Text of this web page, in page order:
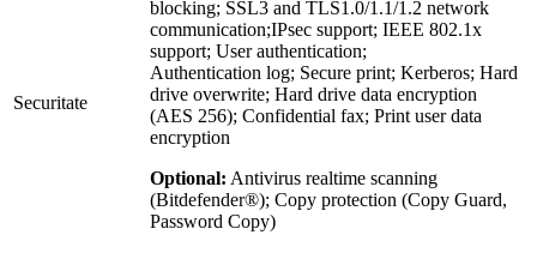
Securitate
blocking; SSL3 and TLS1.0/1.1/1.2 network
communication;IPsec support; IEEE 802.1x
support; User authentication;
Authentication log; Secure print; Kerberos; Hard
drive overwrite; Hard drive data encryption
(AES 256); Confidential fax; Print user data
encryption
Optional: Antivirus realtime scanning
(Bitdefender®); Copy protection (Copy Guard,
Password Copy)